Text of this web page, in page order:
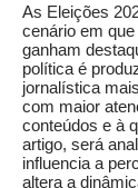
As Eleições
cenário em
ganham
política é
jornalística
com maior
conteúdos e à
artigo, será
influencia a
altera a